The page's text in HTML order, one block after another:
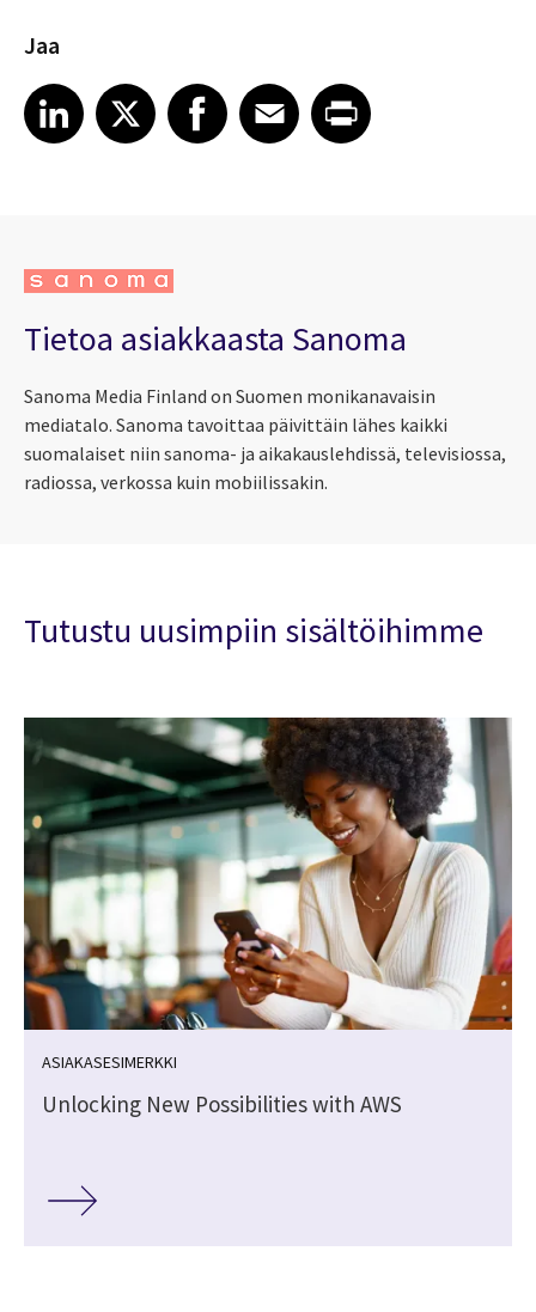
Jaa
Share article on LinkedIn
LinkedIn
Share article on XShare article on Facebook
Facebook
Share article on Email
EmailShare article on Print
Tietoa asiakkaasta Sanoma
Sanoma Media Finland on Suomen monikanavaisin
mediatalo. Sanoma tavoittaa päivittäin lähes kaikki
suomalaiset niin sanoma- ja aikakauslehdissä, televisiossa,
radiossa, verkossa kuin mobiilissakin.
Tutustu uusimpiin sisältöihimme
ASIAKASESIMERKKI
Unlocking New Possibilities with AWS